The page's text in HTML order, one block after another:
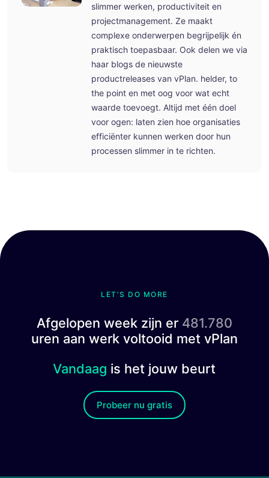
slimmer werken, productiviteit en
projectmanagement. Ze maakt
complexe onderwerpen begrijpelijk én
praktisch toepasbaar. Ook delen we via
haar blogs de nieuwste
productreleases van vPlan. helder, to
the point en met oog voor wat echt
waarde toevoegt. Altijd met één doel
voor ogen: laten zien hoe organisaties
efficiënter kunnen werken door hun
processen slimmer in te richten.
LET'S DO MORE
Afgelopen week zijn er 481.780
uren aan werk voltooid met vPlan
Vandaag is het jouw beurt
Probeer nu gratis